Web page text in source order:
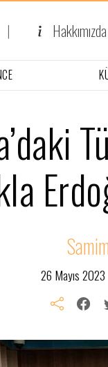
Hakkımızda
26 Mayıs 2023